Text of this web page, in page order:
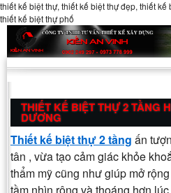
thiết kế biệt thự, thiết kế biệt thự đẹp, thiết
thiết kế biệt thự phố
THIẾT KẾ BIỆT THỰ 2 TẦNG
DƯƠNG
Thiết kế biệt thự 2 tầng ấn
tân , vừa tạo cảm giác khỏe
thẩm mỹ cũng như giúp mở